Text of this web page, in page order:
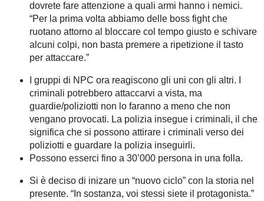
dovrete fare attenzione a quali armi hanno i nemici.
“Per la prima volta abbiamo delle boss fight che
ruotano attorno al bloccare col tempo giusto e schivare
alcuni colpi, non basta premere a ripetizione il tasto
per attaccare.”
I gruppi di NPC ora reagiscono gli uni con gli altri. I
criminali potrebbero attaccarvi a vista, ma
guardie/poliziotti non lo faranno a meno che non
vengano provocati. La polizia insegue i criminali, il che
significa che si possono attirare i criminali verso dei
poliziotti e guardare la polizia inseguirli.
Possono esserci fino a 30’000 persona in una folla.
Si è deciso di inizare un “nuovo ciclo” con la storia nel
presente. “In sostanza, voi stessi siete il protagonista.”